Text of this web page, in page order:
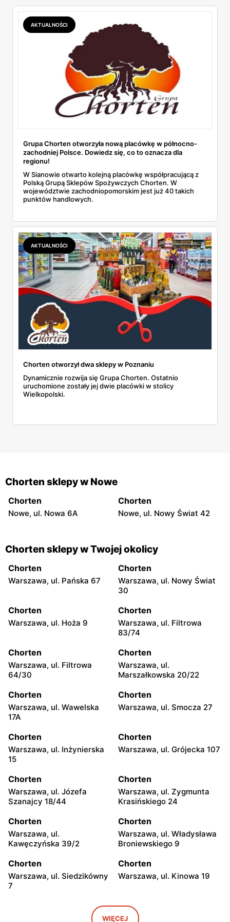
AKTUALNOŚCI
Grupa Chorten otworzyła nową placówkę w północno-
zachodniej Polsce. Dowiedz się, co to oznacza dla
regionu!
W Sianowie otwarto kolejną placówkę współpracującą z
Polską Grupą Sklepów Spożywczych Chorten. W
województwie zachodniopomorskim jest już 40 takich
punktów handlowych.
AKTUALNOŚCI
Chorten otworzył dwa sklepy w Poznaniu
Dynamicznie rozwija się Grupa Chorten. Ostatnio
uruchomione zostały jej dwie placówki w stolicy
Wielkopolski.
Chorten sklepy w Nowe
Chorten
Nowe, ul. Nowa 6A
Chorten
Nowe, ul. Nowy Świat 42
Chorten sklepy w Twojej okolicy
Chorten
Warszawa, ul. Pańska 67
Chorten
Warszawa, ul. Nowy Świat
30
Chorten
Warszawa, ul. Hoża 9
Chorten
Warszawa, ul. Filtrowa
83/74
Chorten
Warszawa, ul. Filtrowa
64/30
Chorten
Warszawa, ul.
Marszałkowska 20/22
Chorten
Warszawa, ul. Wawelska
17A
Chorten
Warszawa, ul. Smocza 27
Chorten
Warszawa, ul. Inżynierska
15
Chorten
Warszawa, ul. Grójecka 107
Chorten
Warszawa, ul. Józefa
Szanajcy 18/44
Chorten
Warszawa, ul. Zygmunta
Krasińskiego 24
Chorten
Warszawa, ul.
Kawęczyńska 39/2
Chorten
Warszawa, ul. Władysława
Broniewskiego 9
Chorten
Warszawa, ul. Siedzikówny
7
Chorten
Warszawa, ul. Kinowa 19
Chorten
Warszawa al. Stanów
WIĘCEJ